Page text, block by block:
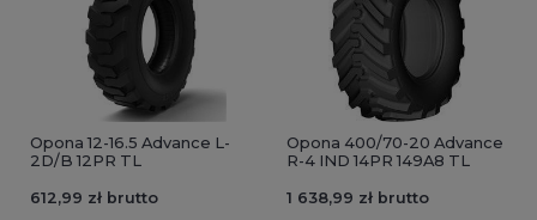
Opona 12-16.5 Advance L-
2D/B 12PR TL
612,99 zł brutto
Opona 400/70-20 Advance
R-4 IND 14PR 149A8 TL
1 638,99 zł brutto